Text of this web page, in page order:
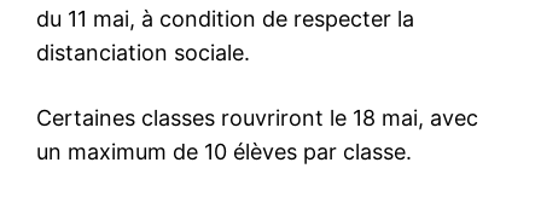
du 11 mai, à condition de respecter la
distanciation sociale.
Certaines classes rouvriront le 18 mai, avec
un maximum de 10 élèves par classe.